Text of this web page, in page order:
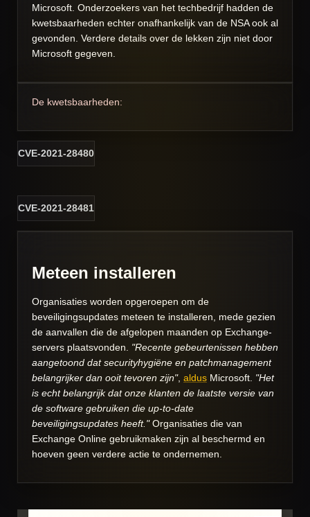
Microsoft. Onderzoekers van het techbedrijf hadden de
kwetsbaarheden echter onafhankelijk van de NSA ook al
gevonden. Verdere details over de lekken zijn niet door
Microsoft gegeven.
De kwetsbaarheden:
CVE-2021-28480
CVE-2021-28481
Meteen installeren
Organisaties worden opgeroepen om de
beveiligingsupdates meteen te installeren, mede gezien
de aanvallen die de afgelopen maanden op Exchange-
servers plaatsvonden. "Recente gebeurtenissen hebben
aangetoond dat securityhygiëne en patchmanagement
belangrijker dan ooit tevoren zijn", aldus Microsoft. "Het
is echt belangrijk dat onze klanten de laatste versie van
de software gebruiken die up-to-date
beveiligingsupdates heeft."Organisaties die van
Exchange Online gebruikmaken zijn al beschermd en
hoeven geen verdere actie te ondernemen.